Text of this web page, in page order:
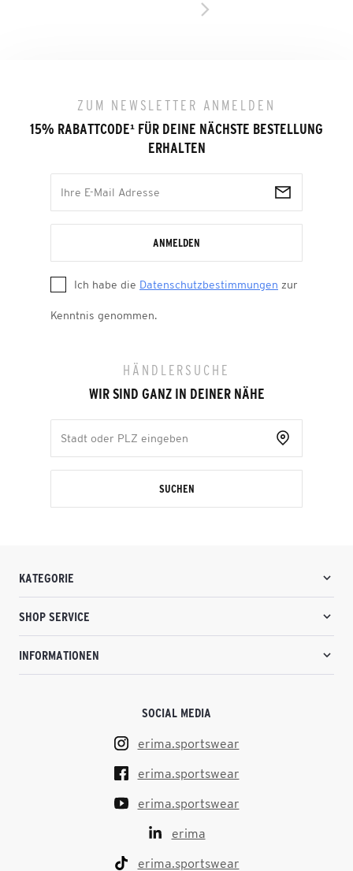
ZUM NEWSLETTER ANMELDEN
15% RABATTCODE¹ FÜR DEINE NÄCHSTE BESTELLUNG
ERHALTEN
ANMELDEN
Ich habe die Datenschutzbestimmungen zur
Kenntnis genommen.
HÄNDLERSUCHE
WIR SIND GANZ IN DEINER NÄHE
SUCHEN
KATEGORIE
SHOP SERVICE
INFORMATIONEN
SOCIAL MEDIA
erima.sportswear
erima.sportswear
erima.sportswear
erima
erima.sportswear